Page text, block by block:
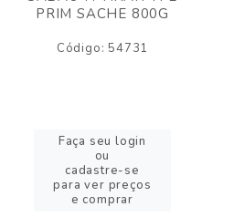
PRIM SACHE 800G
Código: 54731
Faça seu login
ou
cadastre-se
para ver preços
e comprar